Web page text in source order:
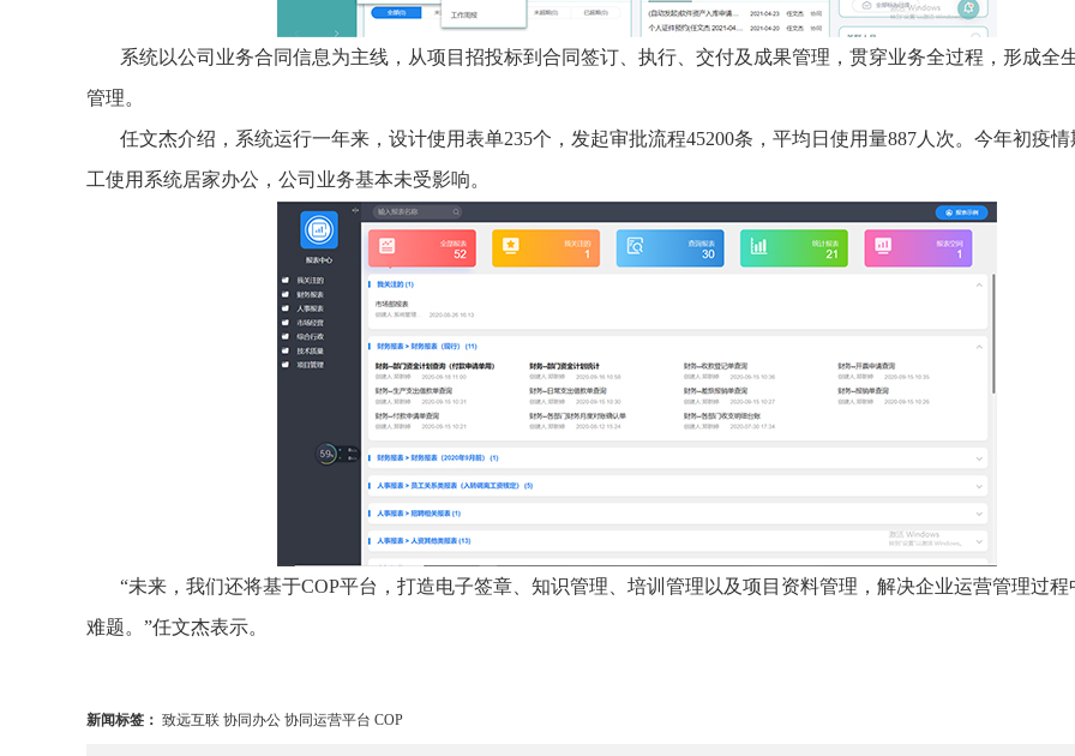
系统以公司业务合同信息为主线，从项目招投标到合同签订、执行、交付及成果管理，贯穿业务全过程，形成全
管理。
任文杰介绍，系统运行一年来，设计使用表单235个，发起审批流程45200条，平均日使用量887人次。今年初疫
工使用系统居家办公，公司业务基本未受影响。
“未来，我们还将基于COP平台，打造电子签章、知识管理、培训管理以及项目资料管理，解决企业运营管理过程
难题。”任文杰表示。
新闻标签： 致远互联 协同办公 协同运营平台 COP